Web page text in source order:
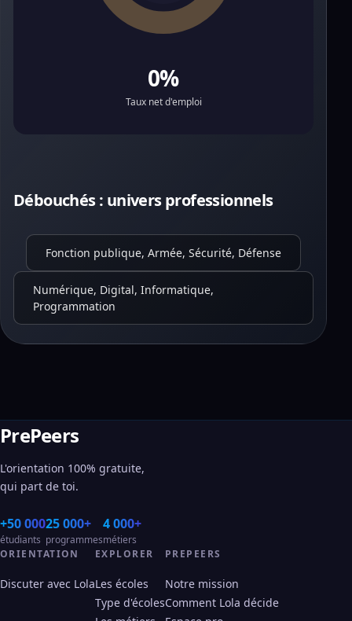
0%
Taux net d'emploi
Débouchés : univers professionnels
Fonction publique, Armée, Sécurité, Défense
Numérique, Digital, Informatique,
Programmation
PrePeers
L'orientation 100% gratuite,
qui part de toi.
+50 000
étudiants
25 000+
programmes
4 000+
métiers
ORIENTATION
Discuter avec Lola
EXPLORER
Les écoles
Type d'écoles
PREPEERS
Notre mission
Comment Lola décide